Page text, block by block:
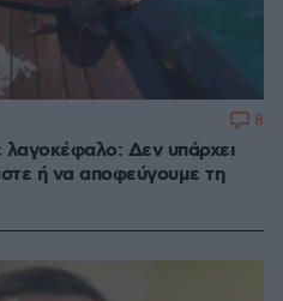
Δεν υπάρχει
ή να αποφεύγουμε τη
8